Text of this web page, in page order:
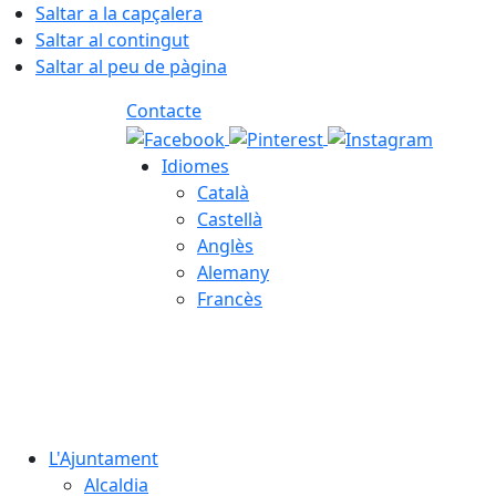
Saltar a la capçalera
Saltar al contingut
Saltar al peu de pàgina
Contacte
Idiomes
Català
Castellà
Anglès
Alemany
Francès
L'Ajuntament
Alcaldia